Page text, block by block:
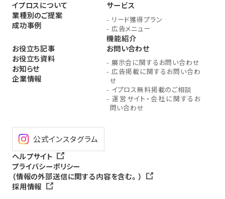
イプロスについて
業種別のご提案
成功事例
サービス
- リード獲得プラン
- 広告メニュー
機能紹介
お役立ち記事
お役立ち資料
お知らせ
企業情報
お問い合わせ
- 展示会に関するお問い合わせ
- 広告掲載に関するお問い合わ
せ
- イプロス無料掲載のご相談
- 運営サイト・会社に関するお
問い合わせ
公式インスタグラム
ヘルプサイト
プライバシーポリシー
（情報の外部送信に関する内容を含む。）
採用情報